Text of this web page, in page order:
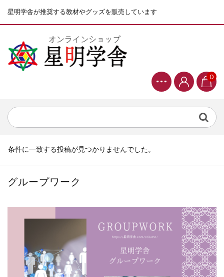
星明学舎が推奨する教材やグッズを販売しています
0
条件に一致する投稿が見つかりませんでした。
グループワーク